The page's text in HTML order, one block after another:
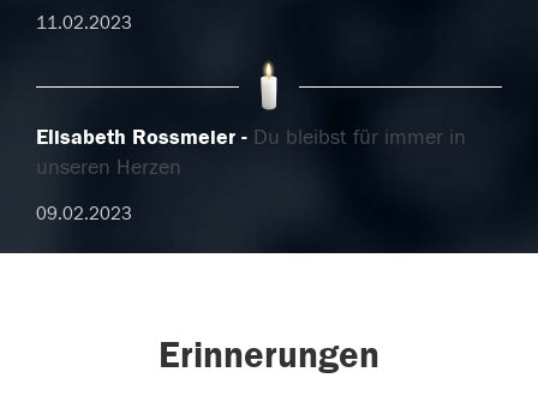
11.02.2023
Elisabeth Rossmeier
Du bleibst für immer in
unseren Herzen
09.02.2023
Erinnerungen